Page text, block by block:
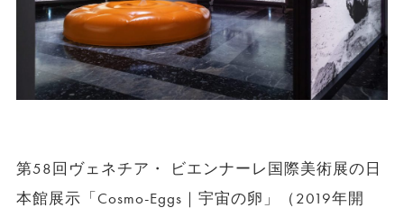
第58回ヴェネチア・ ビエンナーレ国際美術展の日
本館展示「Cosmo-Eggs｜宇宙の卵」（2019年開